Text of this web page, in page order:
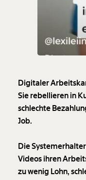
Digitaler
Sie rebellieren in
schlechte
Job.
Die
Videos ihren
zu wenig Lohn,